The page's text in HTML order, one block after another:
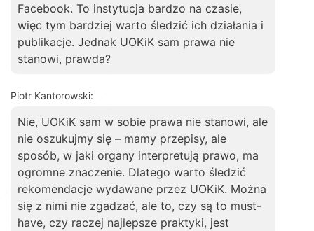
Facebook. To instytucja bardzo na czasie,
więc tym bardziej warto śledzić ich działania i
publikacje. Jednak UOKiK sam prawa nie
stanowi, prawda?
Piotr Kantorowski:
Nie, UOKiK sam w sobie prawa nie stanowi, ale
nie oszukujmy się – mamy przepisy, ale
sposób, w jaki organy interpretują prawo, ma
ogromne znaczenie. Dlatego warto śledzić
rekomendacje wydawane przez UOKiK. Można
się z nimi nie zgadzać, ale to, czy są to must-
have, czy raczej najlepsze praktyki, jest